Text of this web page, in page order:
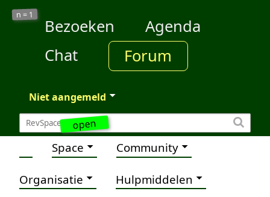
open
n = 1
Bezoeken
Agenda
Chat
Forum
Niet aangemeld
Space Community
Organisatie Hulpmiddelen